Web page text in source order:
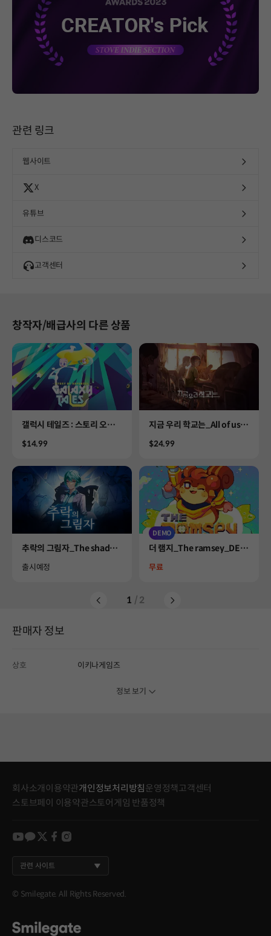
관련 링크
웹사이트
X
유튜브
디스코드
고객센터
창작자/배급사의 다른 상품
Product
갤럭시 테일즈 : 스토리 오브
Price
$14.99
Product
지금 우리 학교는_All of us a
Price
$24.99
Product
추락의 그림자_The shadow
Availability
출시예정
DEMO
Product
더 램지_The ramsey_DEM
Price
무료
1 / 2
판매자 정보
상호 이키나게임즈
정보 보기
회사소개이용약관개인정보처리방침 운영정책고객센터
스토브페이 이용약관스토어게임 반품정책
youtube
kakao
twitter
facebook
instagram
관련 사이트
© Smilegate. All Rights Reserved.